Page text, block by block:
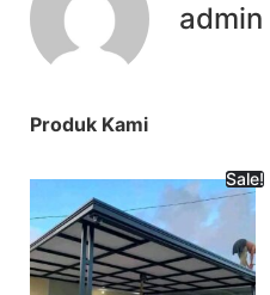
admin
Produk Kami
Sale!